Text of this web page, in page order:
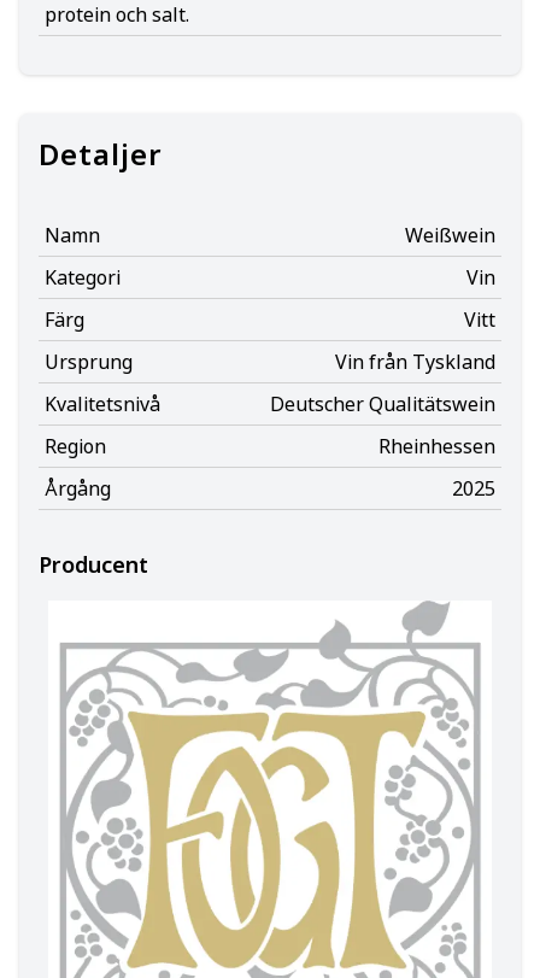
protein och salt.
Detaljer
Namn
Weißwein
Kategori
Vin
Färg
Vitt
Ursprung
Vin från Tyskland
Kvalitetsnivå
Deutscher Qualitätswein
Region
Rheinhessen
Årgång
2025
Producent